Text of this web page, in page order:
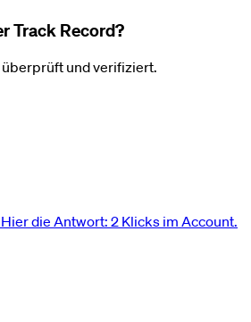
Track Record?
überprüft und verifiziert.
die Antwort: 2 Klicks im Account.